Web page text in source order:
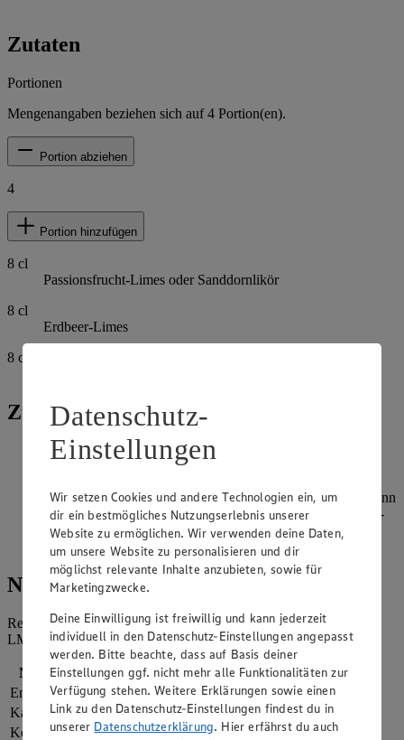
Zutaten
Portionen
Mengenangaben beziehen sich auf4 Portion(en).
Portion abziehen
4
Portion hinzufügen
8 cl
Passionsfrucht-Limes oder Sanddornlikör
8 cl
Erdbeer-Limes
8 cl
Zubereitung
Die Schnäpse sehr gut kühlen, dann lassen sie sich besser
Zuerst den gelblichen Schnaps in gekühlte Gläser füllen, dann
ganz langsam über die Rückseite eines Löffels den Erdbeer-
Limes laufen lassen. Zum Schluss auf dieselbe Art den
Wodka oder Kaffeelikör einfüllen.
Nährwerte
Referenzmenge für einen durchschnittlichen Erwachsenen laut
LMIV (8.400 kJ/2.000 kcal).
Nährwerte
pro Portion
Energie
528 kj (6 %)
Kalorien
126 kcal (6 %)
Kohlenhydrate 12 g
Datenschutz-
Einstellungen
Wir setzen Cookies und andere Technologien ein, um
dir ein bestmögliches Nutzungserlebnis unserer
Website zu ermöglichen. Wir verwenden deine Daten,
um unsere Website zu personalisieren und dir
möglichst relevante Inhalte anzubieten, sowie für
Marketingzwecke.
Deine Einwilligung ist freiwillig und kann jederzeit
individuell in den Datenschutz-Einstellungen angepasst
werden. Bitte beachte, dass auf Basis deiner
Einstellungen ggf. nicht mehr alle Funktionalitäten zur
Verfügung stehen. Weitere Erklärungen sowie einen
Link zu den Datenschutz-Einstellungen findest du in
unserer Datenschutzerklärung. Hier erfährst du auch